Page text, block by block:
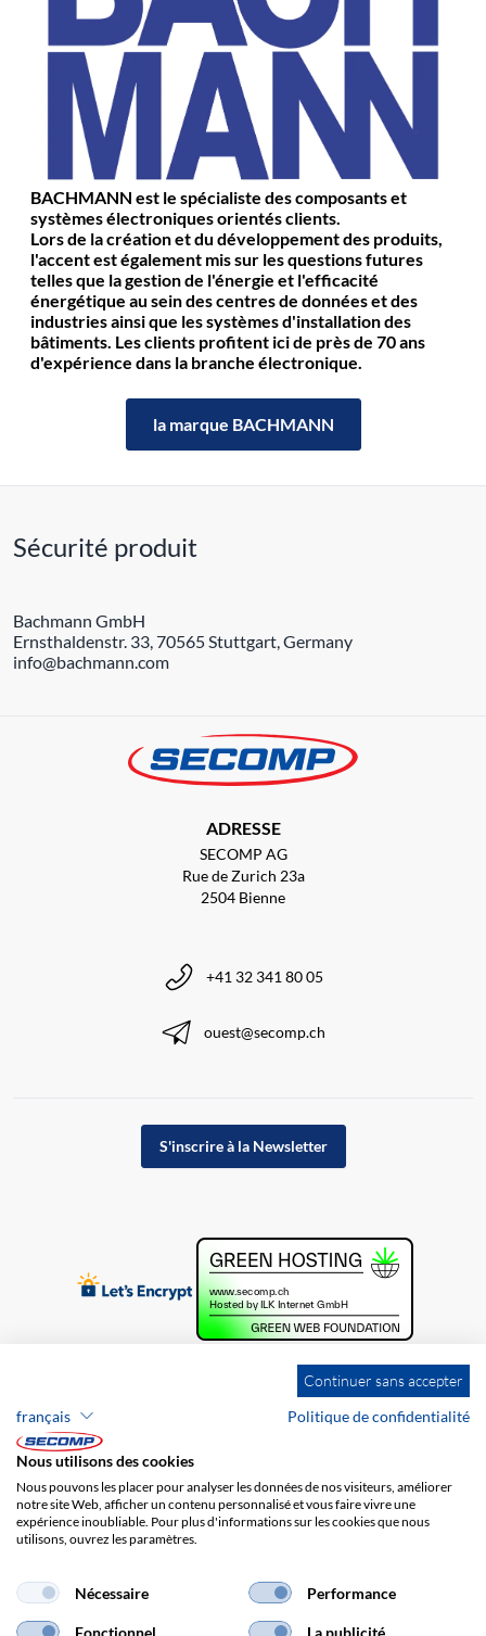
BACHMANN est le spécialiste des composants et
systèmes électroniques orientés clients.
Lors de la création et du développement des produits,
l'accent est également mis sur les questions futures
telles que la gestion de l'énergie et l'efficacité
énergétique au sein des centres de données et des
industries ainsi que les systèmes d'installation des
bâtiments. Les clients profitent ici de près de 70 ans
d'expérience dans la branche électronique.
la marque BACHMANN
Sécurité produit
Bachmann GmbH
Ernsthaldenstr. 33, 70565 Stuttgart, Germany
info@bachmann.com
ADRESSE
SECOMP AG
Rue de Zurich 23a
2504 Bienne
+41 32 341 80 05
ouest@secomp.ch
S'inscrire à la Newsletter
Brands
Protection des données
Frais de port
Continuer sans accepter
français
Politique de confidentialité
Nous utilisons des cookies
Nous pouvons les placer pour analyser les données de nos visiteurs, améliorer
notre site Web, afficher un contenu personnalisé et vous faire vivre une
expérience inoubliable. Pour plus d'informations sur les cookies que nous
utilisons, ouvrez les paramètres.
Nécessaire Performance
Fonctionnel La publicité